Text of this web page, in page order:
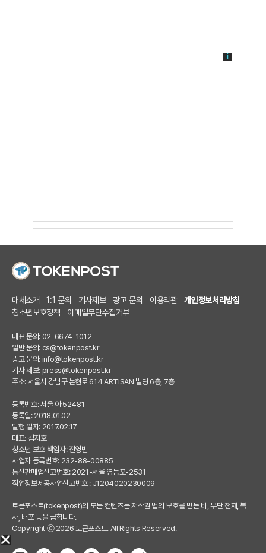
매체소개 1:1 문의 기사제보 광고 문의 이용약관
개인정보처리방침
청소년보호정책
이메일무단수집거부
대표 문의: 02-6674-1012
일반 문의: cs@tokenpost.kr
광고 문의: info@tokenpost.kr
기사 제보: press@tokenpost.kr
주소: 서울시 강남구 논현로 614 ARTISAN 빌딩 6층, 7층
등록번호: 서울 아 52481
등록일: 2018.01.02
발행 일자: 2017.02.17
대표: 김지호
청소년 보호 책임자: 전영빈
사업자 등록번호: 232-88-00885
통신판매업신고번호: 2021-서울 영등포-2531
직업정보제공사업신고번호 : J1204020230009
토큰포스트(tokenpost)의 모든 컨텐츠는 저작권 법의 보호를 받는 바, 무단 전재, 복
사, 배포 등을 금합니다.
Copyright ⓒ 2026 토큰포스트. All Rights Reserved.